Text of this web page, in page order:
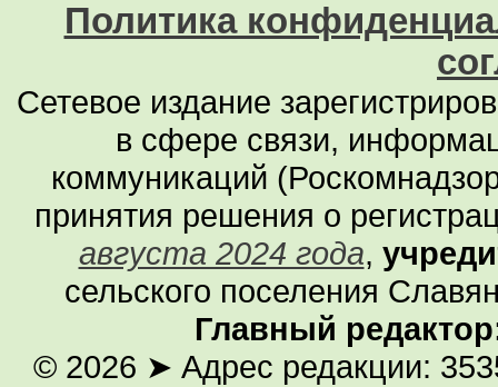
Политика
Сетевое издание
в сфере связи,
коммуникаций
принятия решения о
августа 2024 года,
сельского поселения
Главный
© 2026 ➤ Адрес редакции: